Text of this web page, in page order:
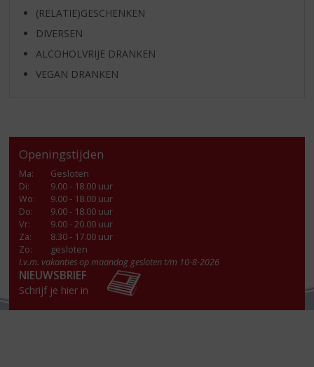
(RELATIE)GESCHENKEN
DIVERSEN
ALCOHOLVRIJE DRANKEN
VEGAN DRANKEN
Openingstijden
Ma:
Gesloten
Di:
9.00 - 18.00 uur
Wo:
9.00 - 18.00 uur
Do:
9.00 - 18.00 uur
Vr:
9.00 - 20.00 uur
Za:
8.30 - 17.00 uur
Zo:
gesloten
I.v.m. vakanties op maandag gesloten t/m 10-8-2026
NIEUWSBRIEF
Schrijf je hier in